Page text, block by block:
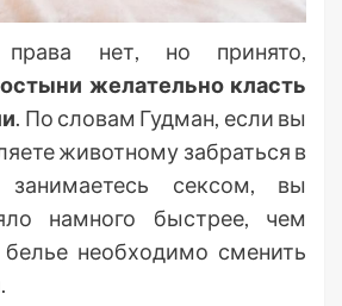
права нет, но принято,
желательно класть
. По словам Гудман, если вы
животному забраться в
сексом, вы
намного быстрее, чем
необходимо сменить